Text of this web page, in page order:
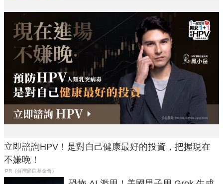
立即諮詢HPV！是對自己健康最好的投資，把握現在
不嫌晚！
PR（台灣癌症基金會）